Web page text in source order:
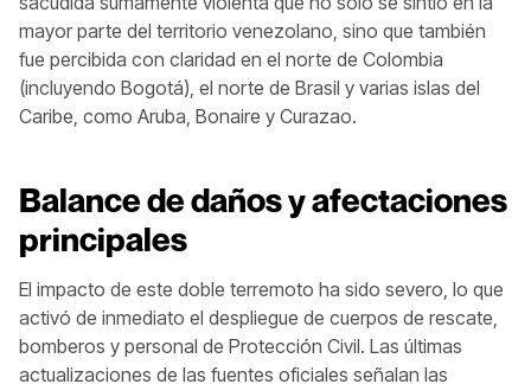
mayor parte del territorio venezolano, sino que también
fue percibida con claridad en el norte de Colombia
(incluyendo Bogotá), el norte de Brasil y varias islas del
Caribe, como Aruba, Bonaire y Curazao.
Balance de daños y afectaciones
principales
El impacto de este doble terremoto ha sido severo, lo que
activó de inmediato el despliegue de cuerpos de rescate,
bomberos y personal de Protección Civil. Las últimas
actualizaciones de las fuentes oficiales señalan las